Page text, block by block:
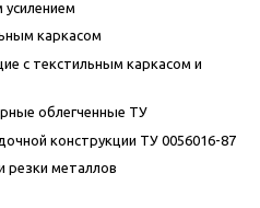
каркасом
с текстильным каркасом и
облегченные ТУ
конструкции ТУ 0056016-87
резки металлов